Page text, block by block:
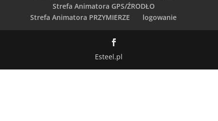
Strefa Animatora GPS/ŹRODŁO
Strefa Animatora PRZYMIERZE
logowanie
Esteel.pl